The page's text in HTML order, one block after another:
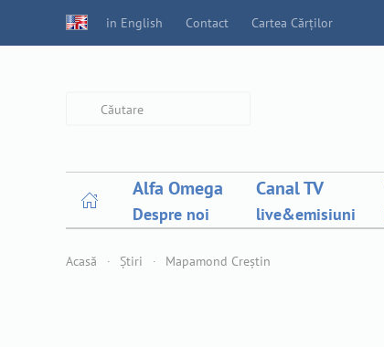
in English Contact Cartea Cărților
Alfa Omega
Despre noi
Canal TV
live&emisiuni
Acasă Știri Mapamond Creștin